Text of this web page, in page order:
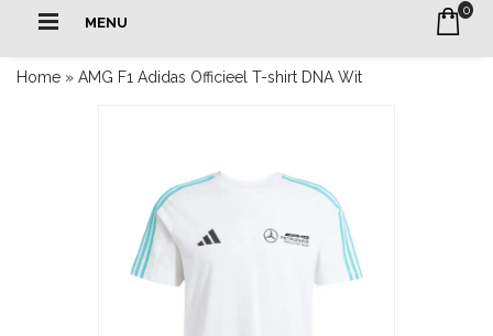
MENU
0
Home » AMG F1 Adidas Officieel T-shirt DNA Wit